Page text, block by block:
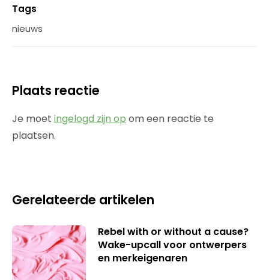
Tags
nieuws
Plaats reactie
Je moet ingelogd zijn op om een reactie te
plaatsen.
Gerelateerde artikelen
Rebel with or without a cause?
Wake-upcall voor ontwerpers
en merkeigenaren